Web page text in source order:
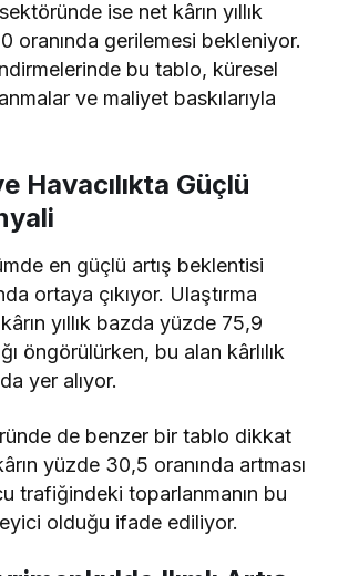
ise net kârın yıllık
oranında gerilemesi bekleniyor.
bu tablo, küresel
ve maliyet baskılarıyla
Havacılıkta Güçlü
en güçlü artış beklentisi
ortaya çıkıyor. Ulaştırma
yıllık bazda yüzde 75,9
öngörülürken, bu alan kârlılık
yer alıyor.
de benzer bir tablo dikkat
yüzde 30,5 oranında artması
trafiğindeki toparlanmanın bu
olduğu ifade ediliyor.